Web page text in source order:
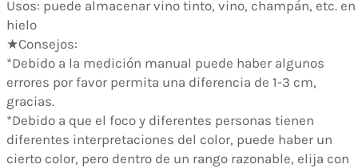
Usos: puede almacenar vino tinto, vino, champán, etc. en
hielo
★Consejos:
*Debido a la medición manual puede haber algunos
errores por favor permita una diferencia de 1-3 cm,
gracias.
*Debido a que el foco y diferentes personas tienen
diferentes interpretaciones del color, puede haber un
cierto color, pero dentro de un rango razonable, elija con